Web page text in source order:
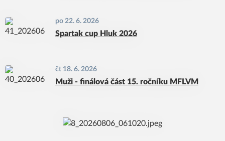
po 22. 6. 2026
Spartak cup Hluk 2026
čt 18. 6. 2026
Muži - finálová část 15. ročníku MFLVM